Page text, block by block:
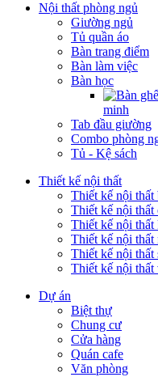
Nội thất phòng ngủ
Giường ngủ
Tủ quần áo
Bàn trang điểm
Bàn làm việc
Bàn học
minh
Tab đầu giường
Combo phòng
Tủ - Kệ sách
Thiết kế nội thất
Thiết kế nội thất
Thiết kế nội thất
Thiết kế nội thất
Thiết kế nội thất
Thiết kế nội thất
Thiết kế nội thất
Dự án
Biệt thự
Chung cư
Cửa hàng
Quán cafe
Văn phòng